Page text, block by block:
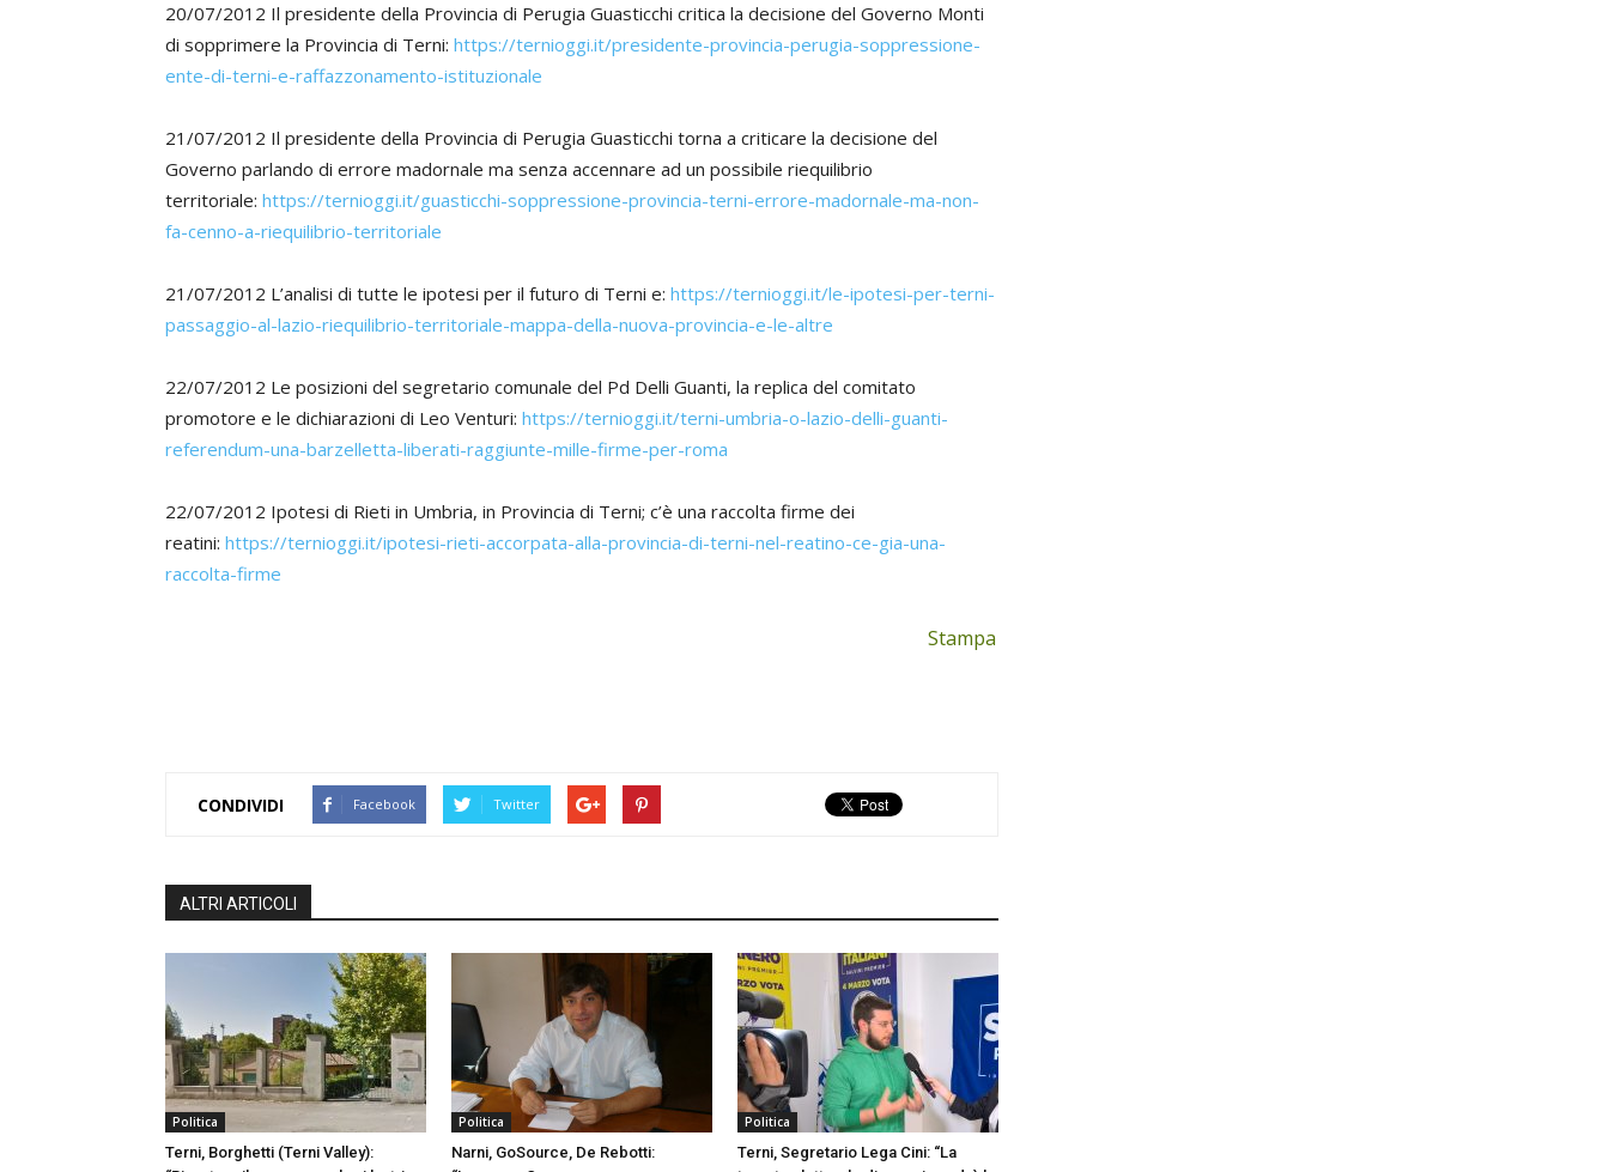
20/07/2012 Il presidente della Provincia di Perugia Guasticchi critica la decisione del Governo Monti
di sopprimere la Provincia di Terni: https://ternioggi.it/presidente-provincia-perugia-soppressione-
ente-di-terni-e-raffazzonamento-istituzionale
21/07/2012 Il presidente della Provincia di Perugia Guasticchi torna a criticare la decisione del
Governo parlando di errore madornale ma senza accennare ad un possibile riequilibrio
territoriale: https://ternioggi.it/guasticchi-soppressione-provincia-terni-errore-madornale-ma-non-
fa-cenno-a-riequilibrio-territoriale
21/07/2012 L’analisi di tutte le ipotesi per il futuro di Terni e: https://ternioggi.it/le-ipotesi-per-terni-
passaggio-al-lazio-riequilibrio-territoriale-mappa-della-nuova-provincia-e-le-altre
22/07/2012 Le posizioni del segretario comunale del Pd Delli Guanti, la replica del comitato
promotore e le dichiarazioni di Leo Venturi: https://ternioggi.it/terni-umbria-o-lazio-delli-guanti-
referendum-una-barzelletta-liberati-raggiunte-mille-firme-per-roma
22/07/2012 Ipotesi di Rieti in Umbria, in Provincia di Terni; c’è una raccolta firme dei
reatini: https://ternioggi.it/ipotesi-rieti-accorpata-alla-provincia-di-terni-nel-reatino-ce-gia-una-
raccolta-firme
Stampa
CONDIVIDI Facebook Twitter
ALTRI ARTICOLI
Politica
Terni, Borghetti (Terni Valley):
Politica
Narni, GoSource, De Rebotti:
Politica
Terni, Segretario Lega Cini: “La